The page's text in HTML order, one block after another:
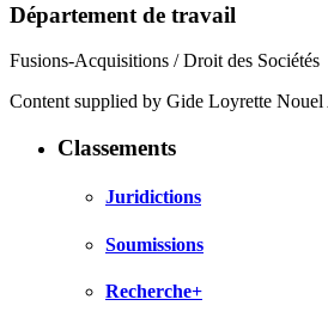
Département de travail
Fusions-Acquisitions / Droit des Sociétés
Content supplied by Gide Loyrette
Classements
Juridictions
Soumissions
Recherche+